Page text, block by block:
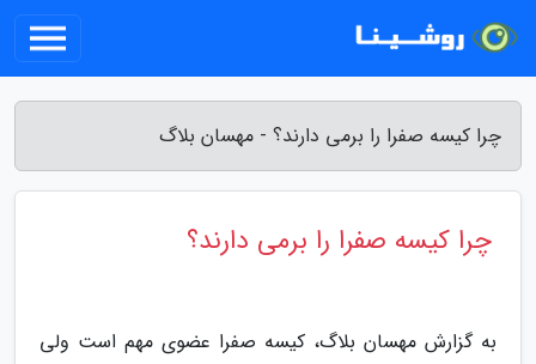
چرا کیسه صفرا را برمی دارند؟ - مهسان بلاگ
چرا کیسه صفرا را برمی دارند؟
به گزارش مهسان بلاگ، کیسه صفرا عضوی مهم است ولی